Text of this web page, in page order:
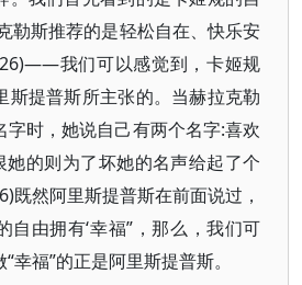
勒斯推荐的是轻松自在、快乐安
我们可以感觉到，卡姬规
斯提普斯所主张的。当赫拉克勒
字时，她说自己有两个名字:喜欢
她的则为了坏她的名声给起了个
既然阿里斯提普斯在前面说过，
自由拥有‘幸福”，那么，我们可
幸福”的正是阿里斯提普斯。